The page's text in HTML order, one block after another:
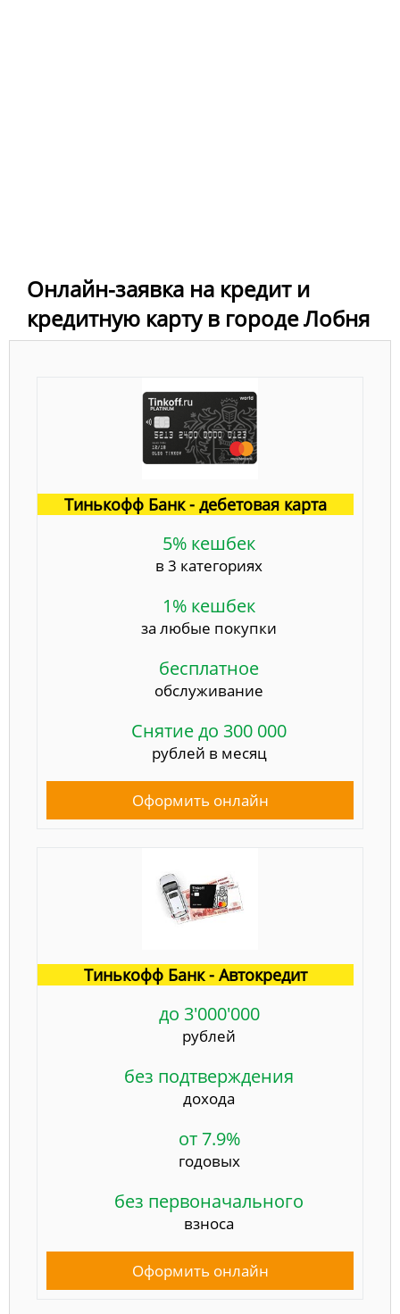
Онлайн-заявка на кредит и
кредитную карту в городе Лобня
Тинькофф Банк - дебетовая карта
5% кешбек
в 3 категориях
1% кешбек
за любые покупки
бесплатное
обслуживание
Снятие до 300 000
рублей в месяц
Оформить онлайн
Тинькофф Банк - Автокредит
до 3'000'000
рублей
без подтверждения
дохода
от 7.9%
годовых
без первоначального
взноса
Оформить онлайн